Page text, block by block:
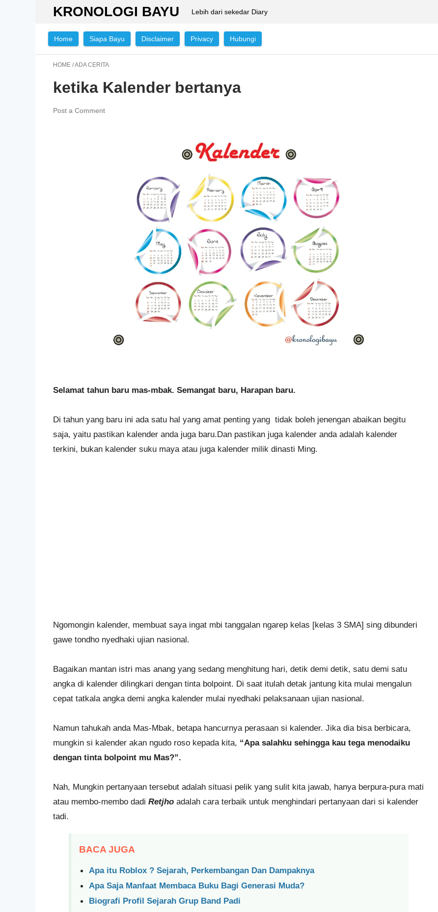
KRONOLOGI BAYU Lebih dari sekedar Diary
Home Siapa Bayu Disclaimer Privacy Hubungi
HOME /ADA CERITA
ketika Kalender bertanya
Post a Comment
Selamat tahun baru mas-mbak. Semangat baru, Harapan baru.
Di tahun yang baru ini ada satu hal yang amat penting yang tidak boleh jenengan abaikan begitu
saja, yaitu pastikan kalender anda juga baru.Dan pastikan juga kalender anda adalah kalender
terkini, bukan kalender suku maya atau juga kalender milik dinasti Ming.
Ngomongin kalender, membuat saya ingat mbi tanggalan ngarep kelas [kelas 3 SMA] sing dibunderi
gawe tondho nyedhaki ujian nasional.
Bagaikan mantan istri mas anang yang sedang menghitung hari, detik demi detik, satu demi satu
angka di kalender dilingkari dengan tinta bolpoint. Di saat itulah detak jantung kita mulai mengalun
cepat tatkala angka demi angka kalender mulai nyedhaki pelaksanaan ujian nasional.
Namun tahukah anda Mas-Mbak, betapa hancurnya perasaan si kalender. Jika dia bisa berbicara,
mungkin si kalender akan ngudo roso kepada kita, “Apa salahku sehingga kau tega menodaiku
dengan tinta bolpoint mu Mas?”.
Nah, Mungkin pertanyaan tersebut adalah situasi pelik yang sulit kita jawab, hanya berpura-pura mati
atau membo-membo dadi Retjho adalah cara terbaik untuk menghindari pertanyaan dari si kalender
tadi.
BACA JUGA
Apa itu Roblox ? Sejarah, Perkembangan Dan Dampaknya
Apa Saja Manfaat Membaca Buku Bagi Generasi Muda?
Biografi Profil Sejarah Grup Band Padi